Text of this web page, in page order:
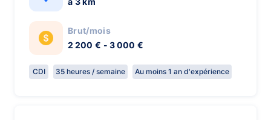
Brut/mois
2 200 € - 3 000 €
CDI 35 heures / semaine Au moins 1 an d'expérience